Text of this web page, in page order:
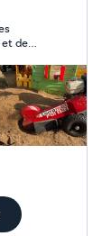
et
bien
au
et de